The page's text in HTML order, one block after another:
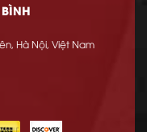
Hà Nội, Việt Nam